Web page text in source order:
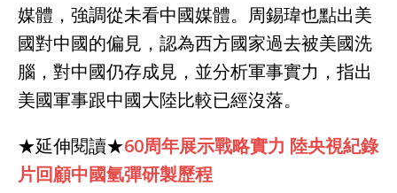
媒體，強調從未看中國媒體。周錫瑋也點出美
國對中國的偏見，認為西方國家過去被美國洗
腦，對中國仍存成見，並分析軍事實力，指出
美國軍事跟中國大陸比較已經沒落。
★延伸閱讀★60周年展示戰略實力 陸央視紀錄
片回顧中國氫彈研製歷程